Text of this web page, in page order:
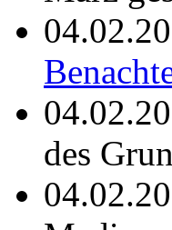
des